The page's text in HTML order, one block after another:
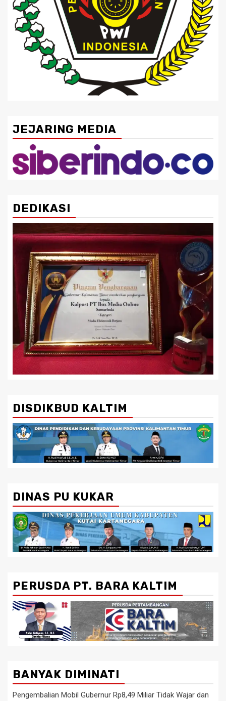
JEJARING MEDIA
DEDIKASI
DISDIKBUD KALTIM
DINAS PU KUKAR
PERUSDA PT. BARA KALTIM
BANYAK DIMINATI
Pengembalian Mobil Gubernur Rp8,49 Miliar Tidak Wajar dan